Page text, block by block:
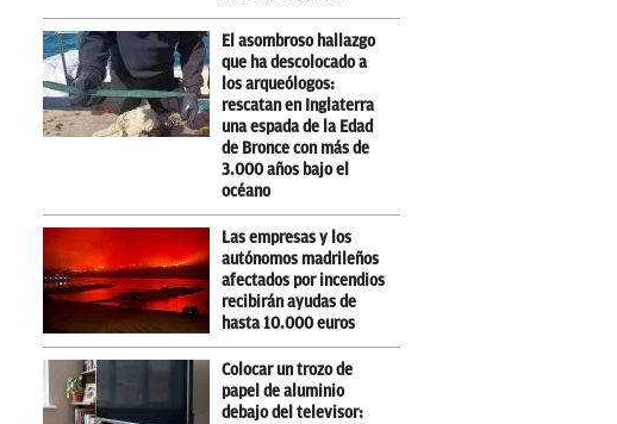
El asombroso hallazgo
que ha descolocado a
los arqueólogos:
rescatan en Inglaterra
una espada de la Edad
de Bronce con más de
3.000 años bajo el
océano
Las empresas y los
autónomos madrileños
afectados por incendios
recibirán ayudas de
hasta 10.000 euros
Colocar un trozo de
papel de aluminio
debajo del televisor: